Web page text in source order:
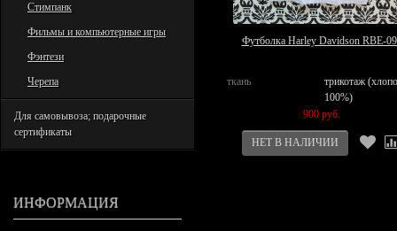
Стимпанк
Фильмы и компьютерные игры
Фэнтези
Черепа
Для самовывоза; подарочные
сертификаты
ИНФОРМАЦИЯ
Футболка Harley Davidson RBE-
ткань
трикотаж
100%)
900 руб.